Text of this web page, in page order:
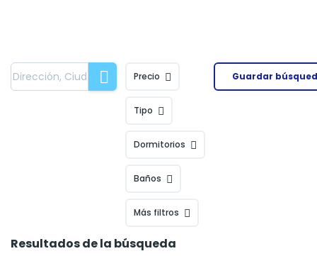
Guardar
Precio
Tipo
Dormitorios
Baños
Más filtros
Resultados de la búsqueda